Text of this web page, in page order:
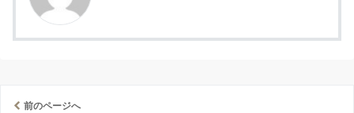
前のページへ